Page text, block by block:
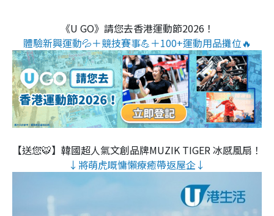
《U GO》請您去香港運動節2026！
體驗新興運動💦＋競技賽事💪＋100+運動用品攤位🔥
【送您🐯】韓國超人氣文創品牌MUZIK TIGER 冰感風扇！
↓將萌虎嘅慵懶療癒帶返屋企↓